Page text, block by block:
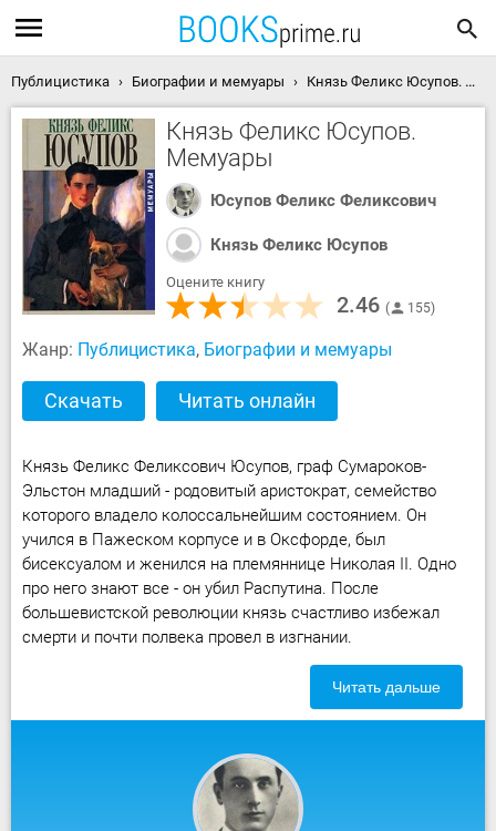
Публицистика Биографии и мемуары Князь Феликс Юсупов. Мемуары скачать книгу
Князь Феликс Юсупов.
Мемуары
Юсупов Феликс Феликсович
Князь Феликс Юсупов
Оцените книгу
2.46 155
Жанр: Публицистика, Биографии и мемуары
Скачать Читать онлайн
Князь Феликс Феликсович Юсупов, граф Сумароков-
Эльстон младший - родовитый аристократ, семейство
которого владело колоссальнейшим состоянием. Он
учился в Пажеском корпусе и в Оксфорде, был
бисексуалом и женился на племяннице Николая II. Одно
про него знают все - он убил Распутина. После
большевистской революции князь счастливо избежал
смерти и почти полвека провел в изгнании.
Читать дальше